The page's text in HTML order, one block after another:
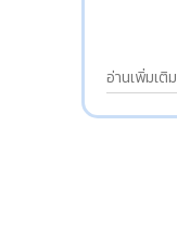
อ่านเพิ่มเติม